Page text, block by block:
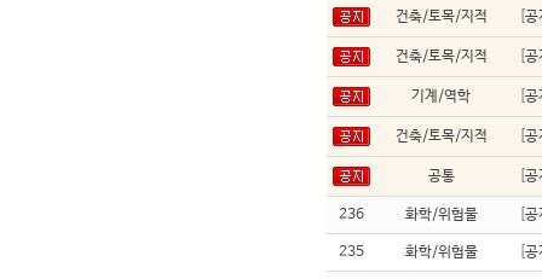
건축/토목/지적 공
건축/토목/지적 공
기계/역학 공
건축/토목/지적 공
공통 공
236 화학/위험물 공
235 화학/위험물 공